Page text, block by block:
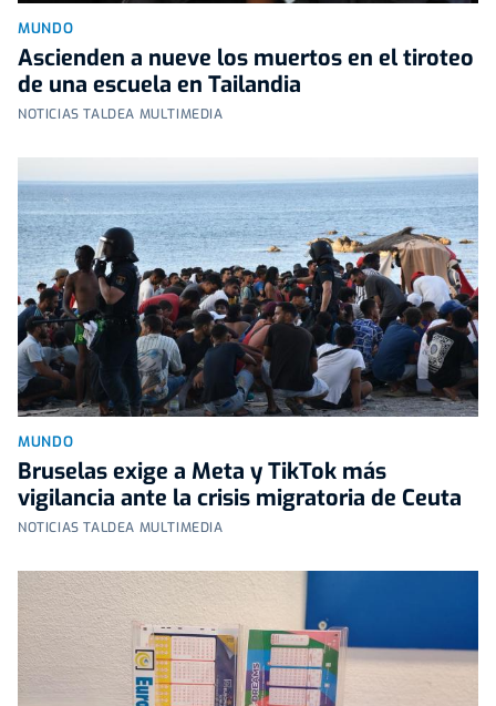
MUNDO
Ascienden a nueve los muertos en el tiroteo
de una escuela en Tailandia
NOTICIAS TALDEA MULTIMEDIA
MUNDO
Bruselas exige a Meta y TikTok más
vigilancia ante la crisis migratoria de Ceuta
NOTICIAS TALDEA MULTIMEDIA